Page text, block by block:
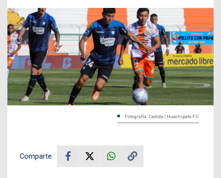
Fotografía: Cedida | Huachipato FC
Comparte